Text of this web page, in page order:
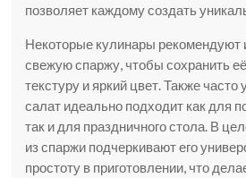
позволяет каждому создать
Некоторые кулинары рекомендуют
свежую спаржу, чтобы сохранить
текстуру и яркий цвет. Также часто
салат идеально подходит как для
так и для праздничного стола. В
из спаржи подчеркивают его
простоту в приготовлении, что